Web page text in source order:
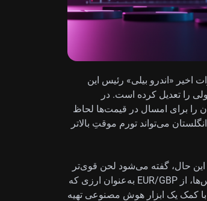
اخیر «اندرو بیلی» رئیس این
را تعدیل کرده است. در
بانک انگلستان را برای امسال در قیمت‌ها لحاظ
بانک انگلستان می‌تواند تورم موقتِ بالاتر
این حال، گفته می‌شود لحن قوی‌تر
دلار آمریکا رشد GBP/USD را در نزدیکی ۱.۳۵۰۰ محدود می‌کند. در کراس‌ها، از EUR/GBP به‌عنوان ارزی که
مطلب با کمک یک ابزار هوش مصنوعی تهیه